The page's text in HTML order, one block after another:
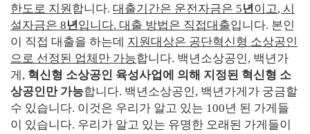
한도로 지원 합니다. 대출기간은 운전자금은 5년이고, 시
설자금은 8년입니다. 대출 방법은 직접대출입니다. 본인
이 직접 대출을 하는데 지원대상은 공단혁신형 소상공인
으로 선정된 업체만 가능합니다. 백년소상공인, 백년가
게 , 혁신형 소상공인 육성사업에 의해 지정된 혁신형 소
상공인만 가능합니다. 백년소상공인, 백년가게가 궁금할
수 있습니다. 이것은 우리가 알고 있는 100년 된 가게들
이 있습니다. 우리가 알고 있는 유명한 오래된 가게들이